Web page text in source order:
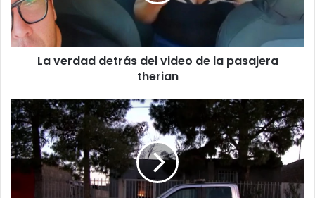
la
pasajera
therian
La verdad detrás del video de la pasajera
therian
Más
de
10
años